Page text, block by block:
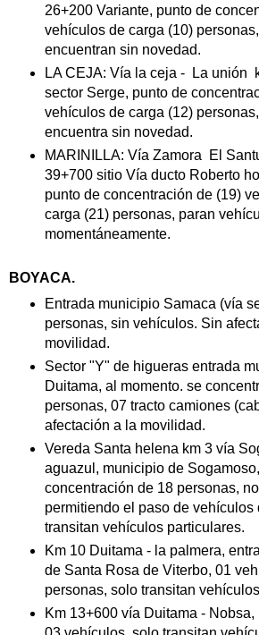
26+200 Variante, punto de
vehículos de carga (10) personas,
encuentran sin novedad.
LA CEJA: Vía la ceja -
La unión
sector Serge, punto de
vehículos de carga (12)
encuentra sin novedad.
MARINILLA: Vía Zamora
El
39+700 sitio Vía ducto Roberto
punto de concentración de (19)
carga (21) personas, paran
momentáneamente.
BOYACA.
Entrada municipio Samaca (vía
personas, sin vehículos. Sin
movilidad.
Sector "Y" de higueras entrada
Duitama, al momento. se
personas, 07 tracto camiones
afectación a la movilidad.
Vereda Santa helena km 3 vía
aguazul, municipio de
concentración de 18 personas,
permitiendo el paso de vehículos
transitan vehículos particulares.
Km 10 Duitama - la palmera,
de Santa Rosa de Viterbo, 01
personas, solo transitan
Km 13+600 vía Duitama - Nobsa,